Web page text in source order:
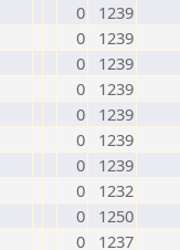
0
1239
0
1239
0
1239
0
1239
0
1239
0
1239
0
1239
0
1232
0
1250
0
1237